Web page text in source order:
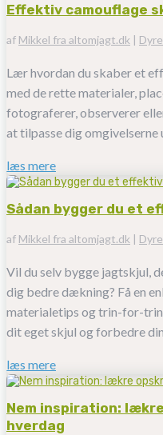
Effektiv camouflage
af Mikkel fra altomjagt.dk |
Lær hvordan du skaber et
med de rette materialer,
fotograferer, observerer
at tilpasse dig
læs mere
Sådan bygger du et
af Mikkel fra altomjagt.dk |
Vil du selv bygge jagtskjul,
dig bedre dækning? Få en
materialetips og trin-for-trin
dit eget skjul og forbedre
læs mere
Nem inspiration:
hverdag